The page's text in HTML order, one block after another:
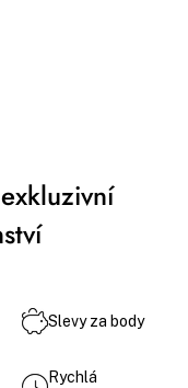
Slevy za body
Rychlá